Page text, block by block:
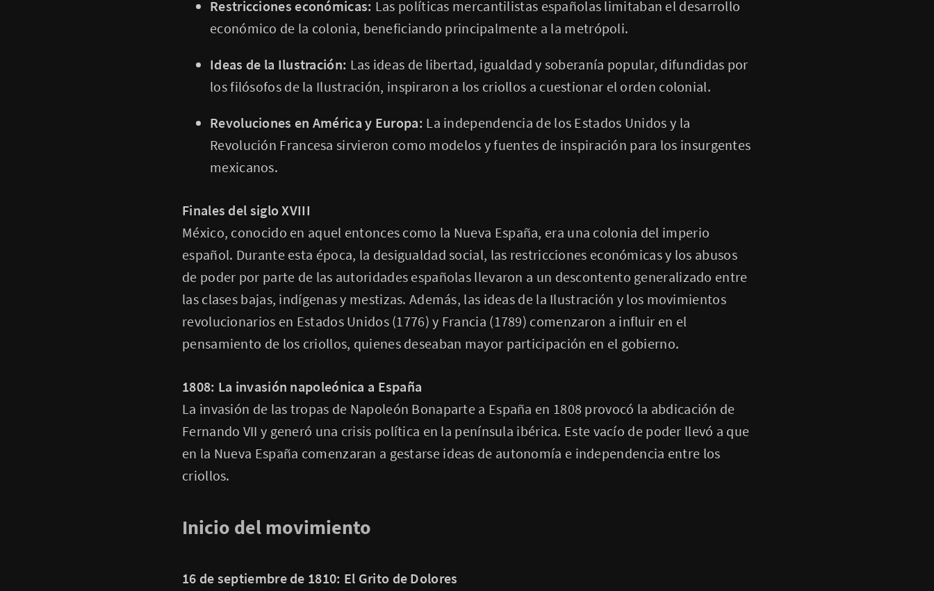
Restricciones económicas: Las políticas mercantilistas españolas limitaban el desarrollo
económico de la colonia, beneficiando principalmente a la metrópoli.
Ideas de la Ilustración: Las ideas de libertad, igualdad y soberanía popular, difundidas por
los filósofos de la Ilustración, inspiraron a los criollos a cuestionar el orden colonial.
Revoluciones en América y Europa: La independencia de los Estados Unidos y la
Revolución Francesa sirvieron como modelos y fuentes de inspiración para los insurgentes
mexicanos.
Finales del siglo XVIII
México, conocido en aquel entonces como la Nueva España, era una colonia del imperio
español. Durante esta época, la desigualdad social, las restricciones económicas y los abusos
de poder por parte de las autoridades españolas llevaron a un descontento generalizado entre
las clases bajas, indígenas y mestizas. Además, las ideas de la Ilustración y los movimientos
revolucionarios en Estados Unidos (1776) y Francia (1789) comenzaron a influir en el
pensamiento de los criollos, quienes deseaban mayor participación en el gobierno.
1808: La invasión napoleónica a España
La invasión de las tropas de Napoleón Bonaparte a España en 1808 provocó la abdicación de
Fernando VII y generó una crisis política en la península ibérica. Este vacío de poder llevó a que
en la Nueva España comenzaran a gestarse ideas de autonomía e independencia entre los
criollos.
Inicio del movimiento
16 de septiembre de 1810: El Grito de Dolores